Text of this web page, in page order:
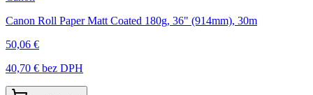
Canon Roll Paper Matt Coated 180g, 36" (914mm), 30m
50,06 €
40,70 € bez DPH